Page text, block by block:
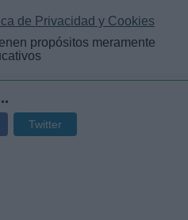
de Privacidad y Cookies
propósitos meramente
Twitter